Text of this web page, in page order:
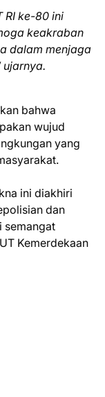
RI ke-80 ini
keakraban
dalam menjaga
ujarnya.
bahwa
wujud
yang
ini diakhiri
dan
semangat
Kemerdekaan